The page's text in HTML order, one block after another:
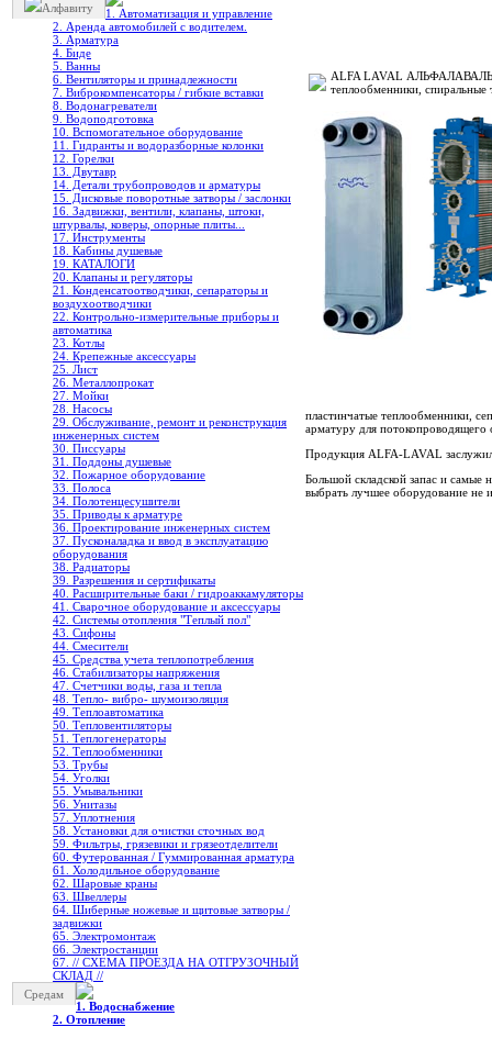
Алфавиту
1. Автоматизация и управление
2. Аренда автомобилей с водителем.
3. Арматура
4. Биде
5. Ванны
6. Вентиляторы и принадлежности
7. Виброкомпенсаторы / гибкие вставки
8. Водонагреватели
9. Водоподготовка
10. Вспомогательное оборудование
11. Гидранты и водоразборные колонки
12. Горелки
13. Двутавр
14. Детали трубопроводов и арматуры
15. Дисковые поворотные затворы / заслонки
16. Задвижки, вентили, клапаны, штоки,
штурвалы, коверы, опорные плиты...
17. Инструменты
18. Кабины душевые
19. КАТАЛОГИ
20. Клапаны и регуляторы
21. Конденсатоотводчики, сепараторы и
воздухоотводчики
22. Контрольно-измерительные приборы и
автоматика
23. Котлы
24. Крепежные аксессуары
25. Лист
26. Металлопрокат
27. Мойки
28. Насосы
29. Обслуживание, ремонт и реконструкция
инженерных систем
30. Писсуары
31. Поддоны душевые
32. Пожарное оборудование
33. Полоса
34. Полотенцесушители
35. Приводы к арматуре
36. Проектирование инженерных систем
37. Пусконаладка и ввод в эксплуатацию
оборудования
38. Радиаторы
39. Разрешения и сертификаты
40. Расширительные баки / гидроаккамуляторы
41. Сварочное оборудование и аксессуары
42. Системы отопления "Теплый пол"
43. Сифоны
44. Смесители
45. Средства учета теплопотребления
46. Стабилизаторы напряжения
47. Счетчики воды, газа и тепла
48. Тепло- вибро- шумоизоляция
49. Теплоавтоматика
50. Тепловентиляторы
51. Теплогенераторы
52. Теплообменники
53. Трубы
54. Уголки
55. Умывальники
56. Унитазы
57. Уплотнения
58. Установки для очистки сточных вод
59. Фильтры, грязевики и грязеотделители
60. Футерованная / Гуммированная арматура
61. Холодильное oборудование
62. Шаровые краны
63. Швеллеры
64. Шиберные ножевые и щитовые затворы /
задвижки
65. Электромонтаж
66. Электростанции
67. // СХЕМА ПРОЕЗДА НА ОТГРУЗОЧНЫЙ
СКЛАД //
Средам
1. Водоснабжение
2. Отопление
ALFA LAVAL АЛЬФАЛАВАЛЬ
теплообменники, спиральные
пластинчатые теплообменники,
арматуру для потокопроводящего
Продукция ALFA-LAVAL
Большой складской запас и
выбрать лучшее оборудование не